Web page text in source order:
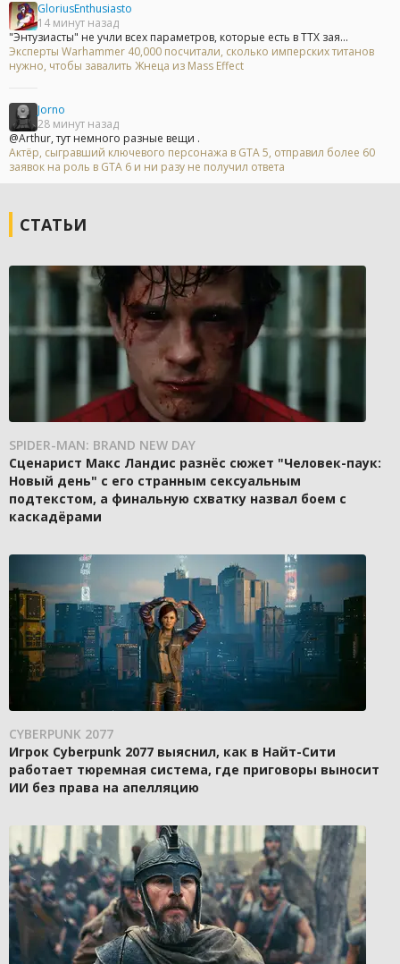
GloriusEnthusiasto
14 минут назад
"Энтузиасты" не учли всех параметров, которые есть в ТТХ зая...
Эксперты Warhammer 40,000 посчитали, сколько имперских титанов
нужно, чтобы завалить Жнеца из Mass Effect
Jorno
28 минут назад
@Arthur, тут немного разные вещи .
Актёр, сыгравший ключевого персонажа в GTA 5, отправил более 60
заявок на роль в GTA 6 и ни разу не получил ответа
СТАТЬИ
SPIDER-MAN: BRAND NEW DAY
Сценарист Макс Ландис разнёс сюжет "Человек-паук:
Новый день" с его странным сексуальным
подтекстом, а финальную схватку назвал боем с
каскадёрами
CYBERPUNK 2077
Игрок Cyberpunk 2077 выяснил, как в Найт-Сити
работает тюремная система, где приговоры выносит
ИИ без права на апелляцию